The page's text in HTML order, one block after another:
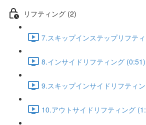
リフティング (2)
7.スキップインステップリフテ
8.インサイドリフティング (0:51)
9.スキップインサイドリフティ
10.アウトサイドリフティング